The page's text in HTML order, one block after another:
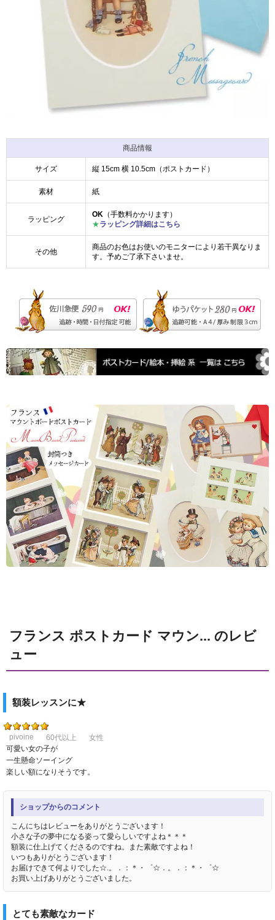
商品情報
サイズ 縦 15cm 横 10.5cm（ポストカード）
素材 紙
ラッピング
OK （手数料かかります）
★ラッピング詳細はこちら
その他
商品のお色はお使いのモニターにより若干異なりま
す。予めご了承下さいませ。
フランス ポストカード マウン... のレビ
ュー
額装レッスンに★
pivoine 60代以上
女性
可愛い女の子が
一生懸命ソーイング
楽しい額になりそうです。
ショップからのコメント
こんにちはレビューをありがとうございます！
小さな子の夢中になる姿って愛らしいですよね＊＊＊
額装に仕上げてくださるのですね。また素敵ですよね！
いつもありがとうございます！
お届けできて何よりでした☆.。．：＊・゜☆．。．：＊・゜☆
お買い上げありがとうございました。
とても素敵なカード